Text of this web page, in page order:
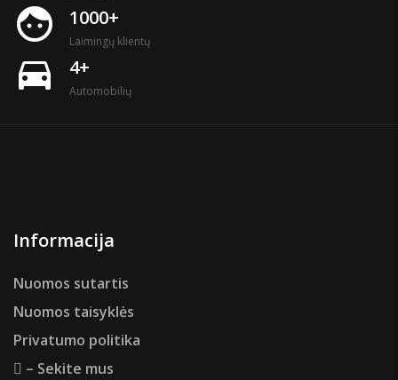
face 1000+
Laimingų klientų
directions_car 4+
Automobilių
Informacija
Nuomos sutartis
Nuomos taisyklės
Privatumo politika
– Sekite mus